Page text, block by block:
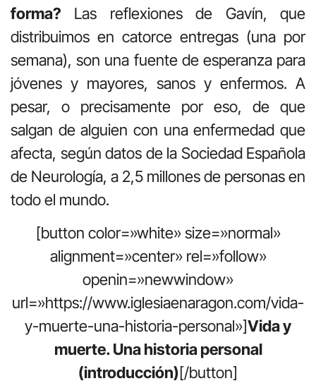
forma? Las reflexiones de Gavín, que
distribuimos en catorce entregas (una por
semana), son una fuente de esperanza para
jóvenes y mayores, sanos y enfermos. A
pesar, o precisamente por eso, de que
salgan de alguien con una enfermedad que
afecta, según datos de la Sociedad Española
de Neurología, a 2,5 millones de personas en
todo el mundo.
[button color=»white» size=»normal»
alignment=»center» rel=»follow»
openin=»newwindow»
url=»https://www.iglesiaenaragon.com/vida-
y-muerte-una-historia-personal»]Vida y
muerte. Una historia personal
(introducción)[/button]